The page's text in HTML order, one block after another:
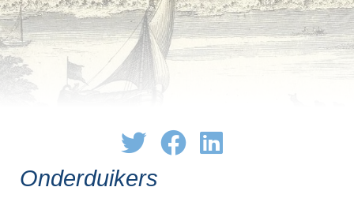
Onderduikers